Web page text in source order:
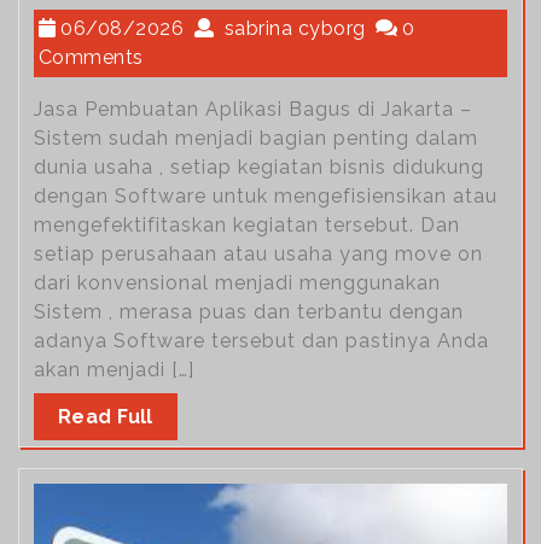
06/08/2026 sabrina cyborg
0
Comments
Jasa Pembuatan Aplikasi Bagus di Jakarta –
Sistem sudah menjadi bagian penting dalam
dunia usaha , setiap kegiatan bisnis didukung
dengan Software untuk mengefisiensikan atau
mengefektifitaskan kegiatan tersebut. Dan
setiap perusahaan atau usaha yang move on
dari konvensional menjadi menggunakan
Sistem , merasa puas dan terbantu dengan
adanya Software tersebut dan pastinya Anda
akan menjadi […]
Read Full